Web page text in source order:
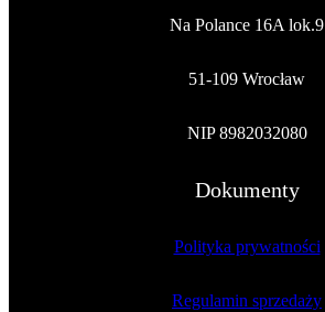
Na Polance 16A lok.9
51-109 Wrocław
NIP 8982032080
Dokumenty
Polityka prywatności
Regulamin sprzedaży